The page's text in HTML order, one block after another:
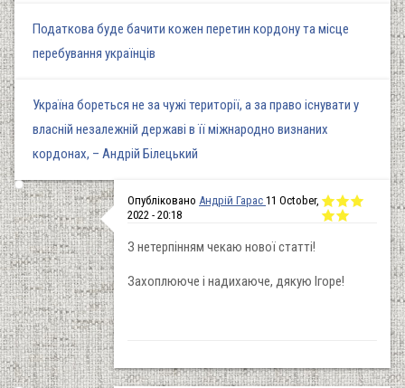
Податкова буде бачити кожен перетин кордону та місце
перебування українців
Україна бореться не за чужі території, а за право існувати у
власній незалежній державі в її міжнародно визнаних
кордонах, – Андрій Білецький
Опубліковано Андрій Гарас 11 October,
2022 - 20:18
З нетерпінням чекаю нової статті!
Захоплююче і надихаюче, дякую Ігоре!